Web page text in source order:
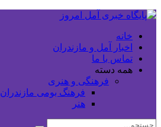
خانه
اخبار آمل و مازندران
تماس با ما
همه دسته
فرهنگی و هنری
فرهنگ بومی مازندران
هنر